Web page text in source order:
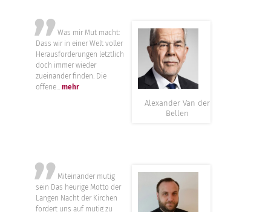
”
Was mir Mut macht:
Dass wir in einer Welt voller
Herausforderungen letztlich
doch immer wieder
zueinander finden. Die
offene...mehr
Alexander Van der
Bellen
”
Miteinander mutig
sein Das heurige Motto der
Langen Nacht der Kirchen
fordert uns auf mutig zu